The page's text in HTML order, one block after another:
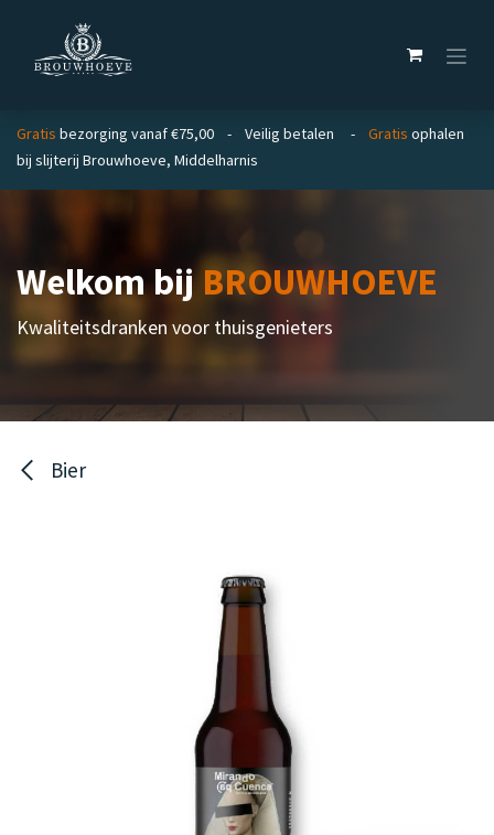
Gratis bezorging vanaf €75,00 - Veilig betalen - Gratis ophalen
bij slijterij Brouwhoeve, Middelharnis
Welkom bijBROUWHOEVE
Kwaliteitsdranken voor thuisgenieters
Bier